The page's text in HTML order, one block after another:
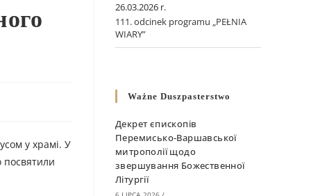
у храмі. У
посвятили
26.03.2026 r.
111. odcinek programu „PEŁNIA
WIARY”
Ważne Duszpasterstwo
Декрет єпископів
Перемисько-Варшавської
митрополії щодо
звершування Божественної
Літургії